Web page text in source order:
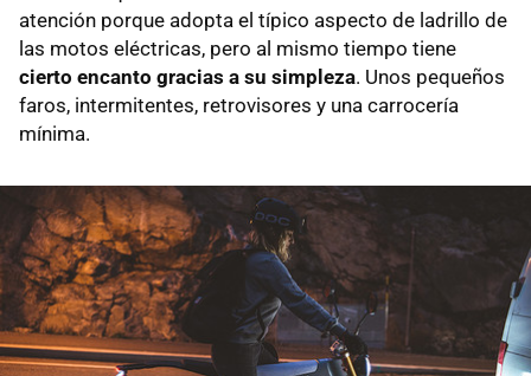
atención porque adopta el típico aspecto de ladrillo de
las motos eléctricas, pero al mismo tiempo tiene
cierto encanto gracias a su simpleza. Unos pequeños
faros, intermitentes, retrovisores y una carrocería
mínima.